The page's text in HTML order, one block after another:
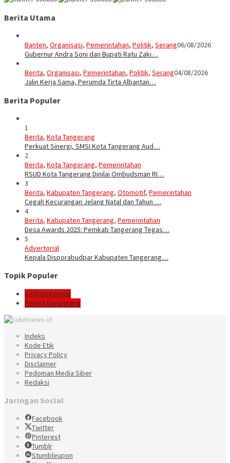
Berita Utama
Banten, Organisasi, Pemerintahan, Politik, Serang06/08/2026
Gubernur Andra Soni dan Bupati Ratu Zaki…
Berita, Organisasi, Pemerintahan, Politik, Serang04/08/2026
Jalin Kerja Sama, Perumda Tirta Albantan…
Berita Populer
1
Berita, Kota Tangerang
Perkuat Sinergi, SMSI Kota Tangerang Aud…
2
Berita, Kota Tangerang, Pemerintahan
RSUD Kota Tangerang Dinilai Ombudsman RI…
3
Berita, Kabupaten Tangerang, Otomotif, Pemerintahan
Cegah Kecurangan Jelang Natal dan Tahun …
4
Berita, Kabupaten Tangerang, Pemerintahan
Desa Awards 2025: Pemkab Tangerang Tegas…
5
Advertorial
Kepala Disporabudpar Kabupaten Tangerang…
Topik Populer
Kotatangerang
Pemkottangerang
Indeks
Kode Etik
Privacy Policy
Disclaimer
Pedoman Media Siber
Redaksi
Jaringan Social
Facebook
Twitter
Pinterest
Tumblr
Stumbleupon